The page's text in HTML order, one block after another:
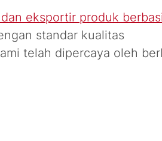
eksportir produk
standar kualitas
telah dipercaya oleh